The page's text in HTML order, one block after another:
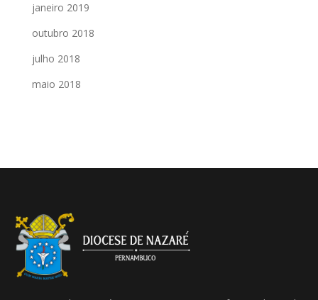
janeiro 2019
outubro 2018
julho 2018
maio 2018